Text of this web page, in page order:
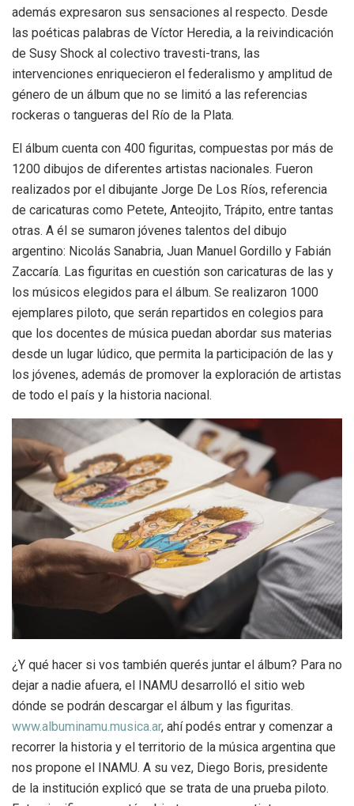
además expresaron sus sensaciones al respecto. Desde
las poéticas palabras de Víctor Heredia, a la reivindicación
de Susy Shock al colectivo travesti-trans, las
intervenciones enriquecieron el federalismo y amplitud de
género de un álbum que no se limitó a las referencias
rockeras o tangueras del Río de la Plata.
El álbum cuenta con 400 figuritas, compuestas por más de
1200 dibujos de diferentes artistas nacionales. Fueron
realizados por el dibujante Jorge De Los Ríos, referencia
de caricaturas como Petete, Anteojito, Trápito, entre tantas
otras. A él se sumaron jóvenes talentos del dibujo
argentino: Nicolás Sanabria, Juan Manuel Gordillo y Fabián
Zaccaría. Las figuritas en cuestión son caricaturas de las y
los músicos elegidos para el álbum. Se realizaron 1000
ejemplares piloto, que serán repartidos en colegios para
que los docentes de música puedan abordar sus materias
desde un lugar lúdico, que permita la participación de las y
los jóvenes, además de promover la exploración de artistas
de todo el país y la historia nacional.
¿Y qué hacer si vos también querés juntar el álbum? Para no
dejar a nadie afuera, el INAMU desarrolló el sitio web
dónde se podrán descargar el álbum y las figuritas.
www.albuminamu.musica.ar, ahí podés entrar y comenzar a
recorrer la historia y el territorio de la música argentina que
nos propone el INAMU. A su vez, Diego Boris, presidente
de la institución explicó que se trata de una prueba piloto.